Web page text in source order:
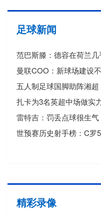
足球新闻
精彩录像